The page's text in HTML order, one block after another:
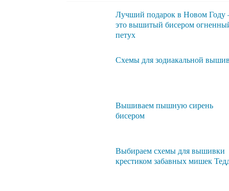
Лучший подарок в Новом
это вышитый бисером
петух
Схемы для зодиакальной
Вышиваем пышную сирень
бисером
Выбираем схемы для вышивки
крестиком забавных мишек